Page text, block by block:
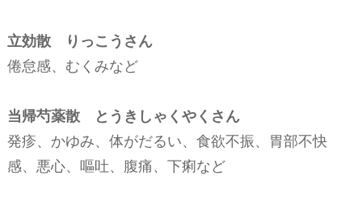
立効散 りっこうさん
倦怠感、むくみなど
当帰芍薬散 とうきしゃくやくさん
発疹、かゆみ、体がだるい、食欲不振、胃部不快
感、悪心、嘔吐、腹痛、下痢など